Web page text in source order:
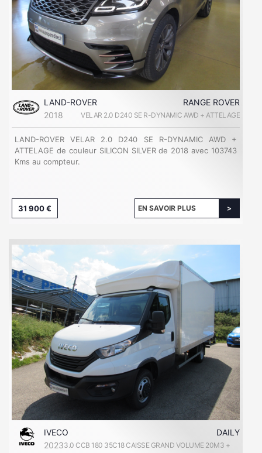
LAND-ROVER
RANGE ROVER
2018
VELAR 2.0 D240 SE R-DYNAMIC AWD + ATTELAGE
LAND-ROVER VELAR 2.0 D240 SE R-DYNAMIC AWD +
ATTELAGE de couleur SILICON SILVER de 2018 avec 103743
Kms au compteur.
31 900 € EN SAVOIR PLUS
IVECO
DAILY
20233.0 CCB 180 35C18 CAISSE GRAND VOLUME 20M3 +